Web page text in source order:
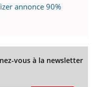
annonce 90%
vous à la newsletter